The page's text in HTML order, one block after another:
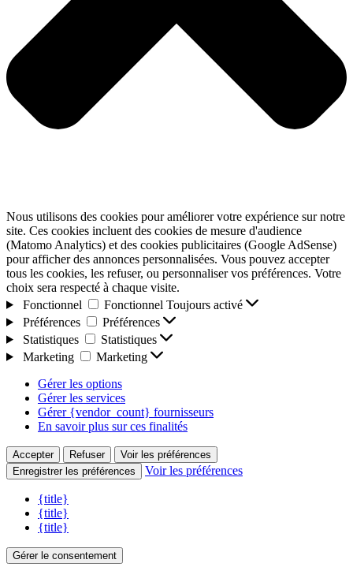
Nous utilisons des cookies pour améliorer votre expérience sur notre
site. Ces cookies incluent des cookies de mesure d'audience
(Matomo Analytics) et des cookies publicitaires (Google AdSense)
pour afficher des annonces personnalisées. Vous pouvez accepter
tous les cookies, les refuser, ou personnaliser vos préférences. Votre
choix sera respecté à chaque visite.
Fonctionnel
Fonctionnel Toujours activé
Préférences
Préférences
Statistiques
Statistiques
Marketing
Marketing
Gérer les options
Gérer les services
Gérer {vendor_count} fournisseurs
En savoir plus sur ces finalités
Accepter Refuser
Voir les préférences
Enregistrer les préférences
Voir les préférences
{title}
{title}
{title}
Gérer le consentement